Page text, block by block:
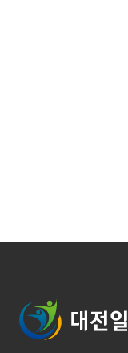
대전일자리경제진흥원